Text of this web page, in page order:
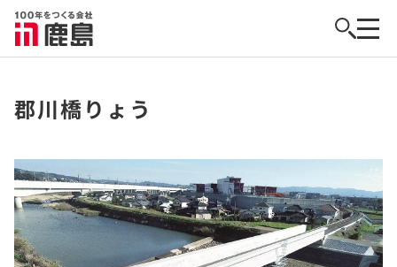
郡川橋りょう